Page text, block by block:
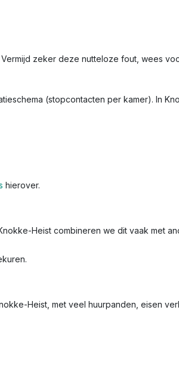
Vermijd zeker deze nutteloze fout, wees
(stopcontacten per kamer). In
hierover.
Heist combineren we dit vaak met
Heist, met veel huurpanden, eisen